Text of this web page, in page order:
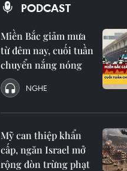
PODCAST
Miền Bắc giảm mưa
từ đêm nay, cuối tuần
chuyển nắng nóng
NGHE
Mỹ can thiệp khẩn
cấp, ngăn Israel mở
rộng đòn trừng phạt